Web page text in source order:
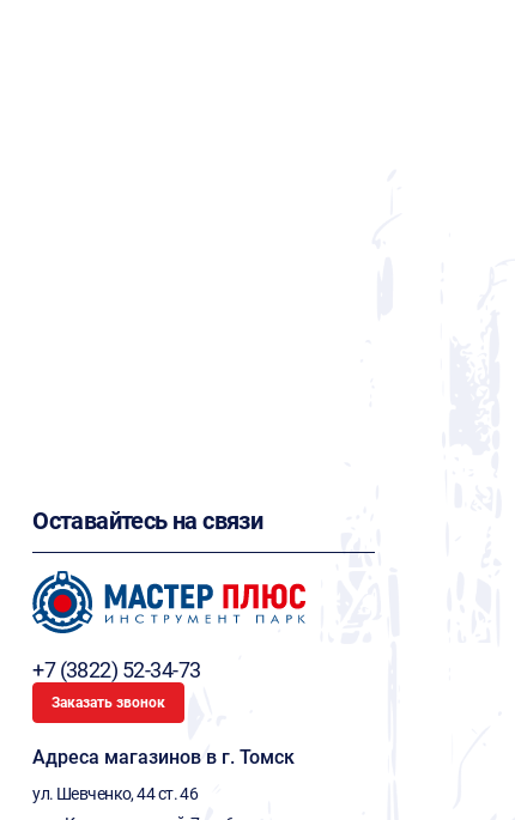
Оставайтесь на связи
+7 (3822) 52-34-73
Заказать звонок
Адреса магазинов в г. Томск
ул. Шевченко, 44 ст. 46